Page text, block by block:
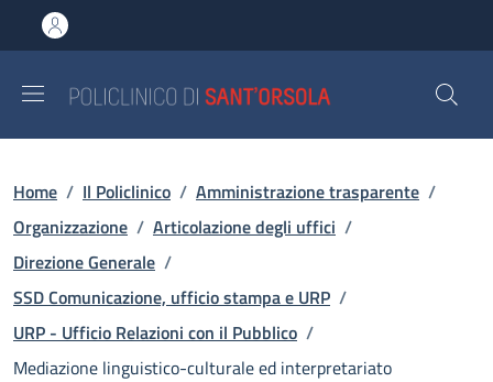
al contenuto principale
to footer content
Briciole di pane
Home / Il Policlinico / Amministrazione trasparente /
Organizzazione / Articolazione degli uffici /
Direzione Generale /
SSD Comunicazione, ufficio stampa e URP /
URP - Ufficio Relazioni con il Pubblico /
Mediazione linguistico-culturale ed interpretariato